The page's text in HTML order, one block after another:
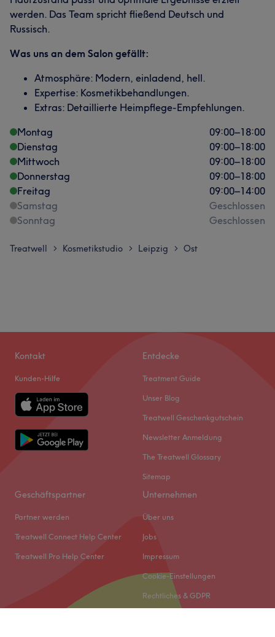
werden. Das Team spricht fließend Deutsch und
Russisch.
Was uns an dem Salon gefällt:
Atmosphäre: Modern, einladend, hell.
Expertise: Kosmetikbehandlungen.
Extras: Detaillierte Heimpflege-Empfehlungen.
Montag
09:00–18:00
Dienstag
09:00–18:00
Mittwoch
09:00–18:00
Donnerstag
09:00–18:00
Freitag
09:00–14:00
Samstag
Geschlossen
Sonntag
Geschlossen
Treatwell > Kosmetikstudio > Leipzig > Ost
Kontakt
Kunden-Hilfe
Entdecke
Treatment Guide
Unser Blog
Treatwell Geschenkgutschein
Newsletter Anmeldung
The Treatwell Glossary
Sitemap
Geschäftspartner
Partner werden
Treatwell Connect Help Center
Treatwell Pro Help Center
Unternehmen
Über uns
Jobs
Impressum
Cookie-Einstellungen
Rechtliches & GDPR